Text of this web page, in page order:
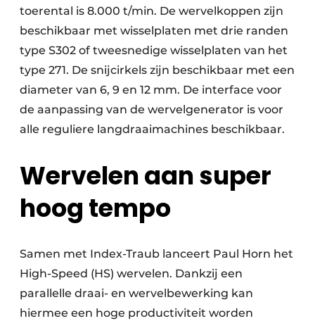
toerental is 8.000 t/min. De wervelkoppen zijn
beschikbaar met wisselplaten met drie randen
type S302 of tweesnedige wisselplaten van het
type 271. De snijcirkels zijn beschikbaar met een
diameter van 6, 9 en 12 mm. De interface voor
de aanpassing van de wervelgenerator is voor
alle reguliere langdraaimachines beschikbaar.
Wervelen aan super
hoog tempo
Samen met Index-Traub lanceert Paul Horn het
High-Speed (HS) wervelen. Dankzij een
parallelle draai- en wervelbewerking kan
hiermee een hoge productiviteit worden